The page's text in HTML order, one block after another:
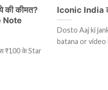
की कीमत?
Note
₹100 के Star
Iconic India
Dosto Aaj ki
batana or video